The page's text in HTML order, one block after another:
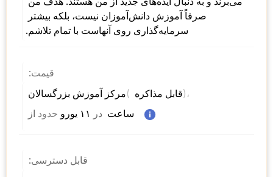
سرمایه‌گذاری روی آنهاست با تمام تلاشم.
قیمت:
مرکز آموزش بزرگسالان ( قابل مذاکره )،
از حدود در ساعت
قابل دسترسی: